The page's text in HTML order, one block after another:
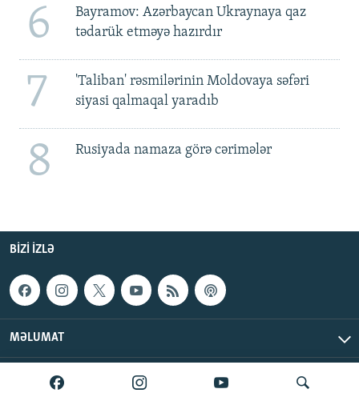
6
Bayramov: Azərbaycan Ukraynaya qaz
tədarük etməyə hazırdır
7
'Taliban' rəsmilərinin Moldovaya səfəri
siyasi qalmaqal yaradıb
8 Rusiyada namaza görə cərimələr
BIZI IZLƏ
MƏLUMAT
AzadlıqRadiosu © 2026 Inc. | Bütün hüquqlar qorunur